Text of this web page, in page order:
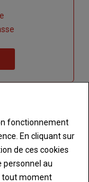
votre
fonctionnement
En cliquant sur
de ces cookies
personnel au
tout moment